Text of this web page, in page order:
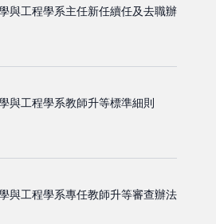
與工程學系主任新任續任及去職辦
與工程學系教師升等標準細則
與工程學系專任教師升等審查辦法